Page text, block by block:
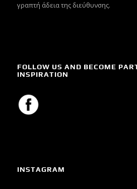
γραπτή άδεια της διεύθυνσης.
FOLLOW US AND BECOME
INSPIRATION
INSTAGRAM